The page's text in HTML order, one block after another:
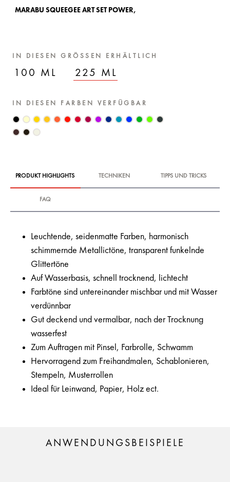
MARABU SQUEEGEE ART SET POWER,
IN DIESEN GRÖSSEN ERHÄLTLICH
100 ML 225 ML
IN DIESEN FARBEN VERFÜGBAR
PRODUKT HIGHLIGHTS TECHNIKEN TIPPS UND TRICKS
FAQ
Leuchtende, seidenmatte Farben, harmonisch
schimmernde Metallictöne, transparent funkelnde
Glittertöne
Auf Wasserbasis, schnell trocknend, lichtecht
Farbtöne sind untereinander mischbar und mit Wasser
verdünnbar
Gut deckend und vermalbar, nach der Trocknung
wasserfest
Zum Auftragen mit Pinsel, Farbrolle, Schwamm
Hervorragend zum Freihandmalen, Schablonieren,
Stempeln, Musterrollen
Ideal für Leinwand, Papier, Holz ect.
ANWENDUNGSBEISPIELE